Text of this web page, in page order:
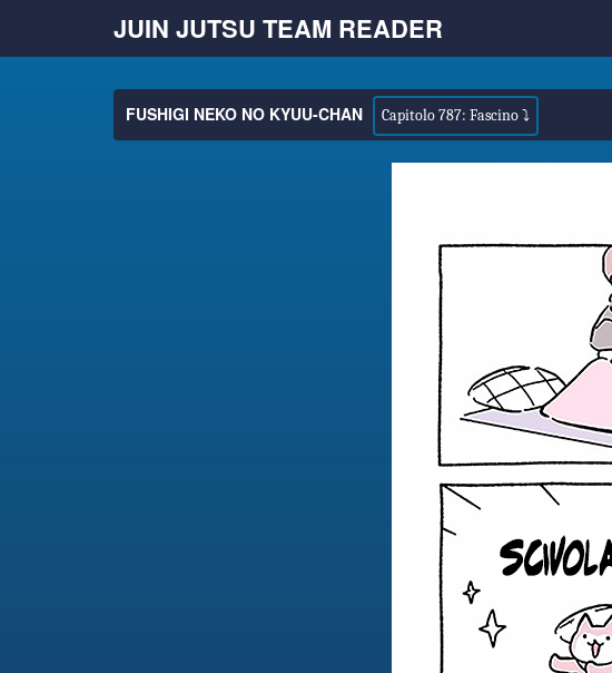
JUIN JUTSU TEAM READER
FUSHIGI NEKO NO KYUU-CHAN Capitolo 787: Fascino ⤵